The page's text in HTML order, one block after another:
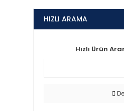
HIZLI ARAMA
Hızlı Ürün